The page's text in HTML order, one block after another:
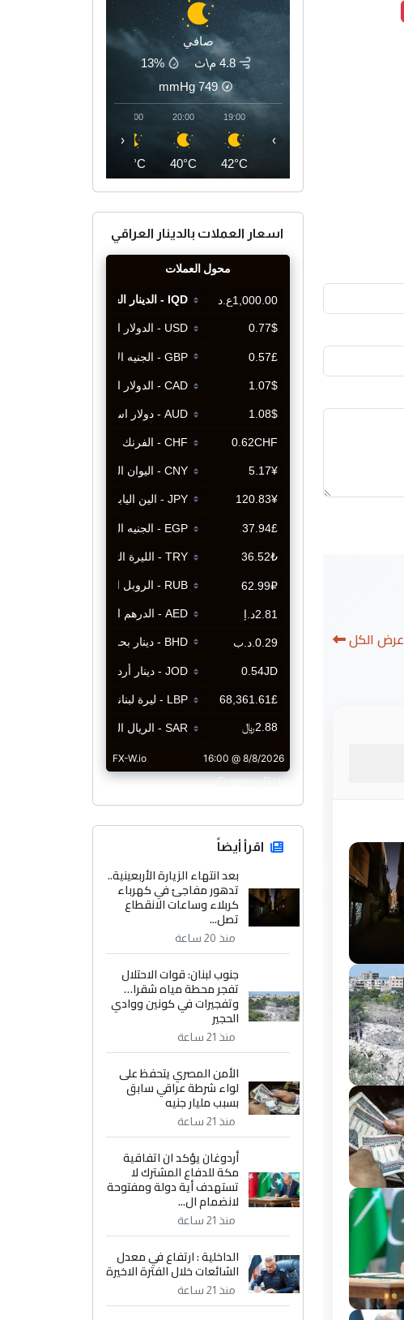
عرض الكل
صافي
4.8 م\ث
13%
749
mmHg
19:00
42°C
20:00
40°C
21:00
39°C
‹ ›
اسعار العملات بالدينار العراقي
CurrencyRate
اقرأ أيضاً
بعد انتهاء الزيارة الأربعينية..
تدهور مفاجئ في كهرباء
كربلاء وساعات الانقطاع
تصل...
منذ 20 ساعة
جنوب لبنان: قوات الاحتلال
تفجر محطة مياه شقرا…
وتفجيرات في كونين ووادي
الحجير
منذ 21 ساعة
الأمن المصري يتحفظ على
لواء شرطة عراقي سابق
بسبب مليار جنيه
منذ 21 ساعة
أردوغان يؤكد ان اتفاقية
مكة للدفاع المشترك لا
تستهدف أية دولة ومفتوحة
لانضمام ال...
منذ 21 ساعة
الداخلية : ارتفاع في معدل
الشائعات خلال الفترة الاخيرة
منذ 21 ساعة